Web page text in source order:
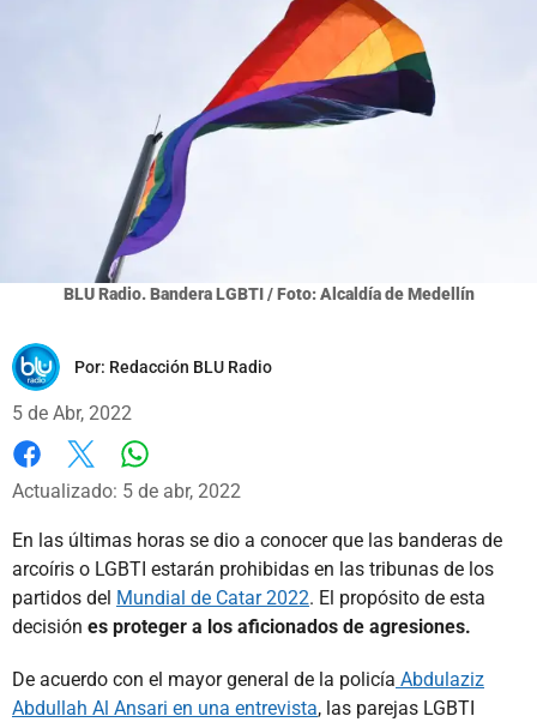
BLU Radio. Bandera LGBTI / Foto: Alcaldía de Medellín
Por: Redacción BLU Radio
5 de Abr, 2022
Facebook
X
Actualizado: 5 de abr, 2022
En las últimas horas se dio a conocer que las banderas de
arcoíris o LGBTI estarán prohibidas en las tribunas de los
partidos del Mundial de Catar 2022. El propósito de esta
decisión es proteger a los aficionados de agresiones.
De acuerdo con el mayor general de la policía Abdulaziz
Abdullah Al Ansari en una entrevista, las parejas LGBTI